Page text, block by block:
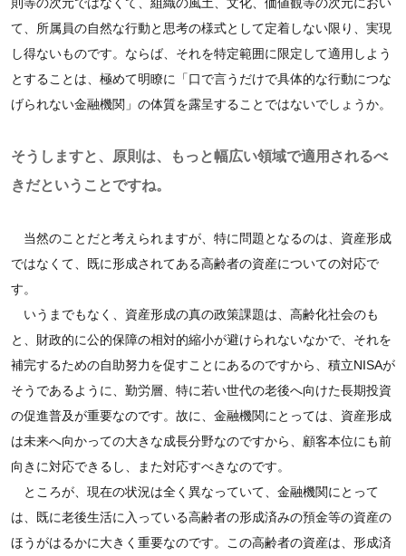
て、所属員の自然な行動と思考の様式として定着しない限り、実現
し得ないものです。ならば、それを特定範囲に限定して適用しよう
とすることは、極めて明瞭に「口で言うだけで具体的な行動につな
げられない金融機関」の体質を露呈することではないでしょうか。
そうしますと、原則は、もっと幅広い領域で適用されるべ
きだということですね。
当然のことだと考えられますが、特に問題となるのは、資産形成
ではなくて、既に形成されてある高齢者の資産についての対応で
す。
いうまでもなく、資産形成の真の政策課題は、高齢化社会のも
と、財政的に公的保障の相対的縮小が避けられないなかで、それを
補完するための自助努力を促すことにあるのですから、積立NISAが
そうであるように、勤労層、特に若い世代の老後へ向けた長期投資
の促進普及が重要なのです。故に、金融機関にとっては、資産形成
は未来へ向かっての大きな成長分野なのですから、顧客本位にも前
向きに対応できるし、また対応すべきなのです。
ところが、現在の状況は全く異なっていて、金融機関にとって
は、既に老後生活に入っている高齢者の形成済みの預金等の資産の
ほうがはるかに大きく重要なのです。この高齢者の資産は、形成済